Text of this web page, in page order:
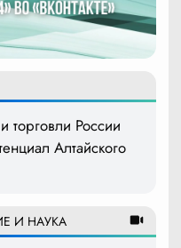
России
Алтайского
И НАУКА